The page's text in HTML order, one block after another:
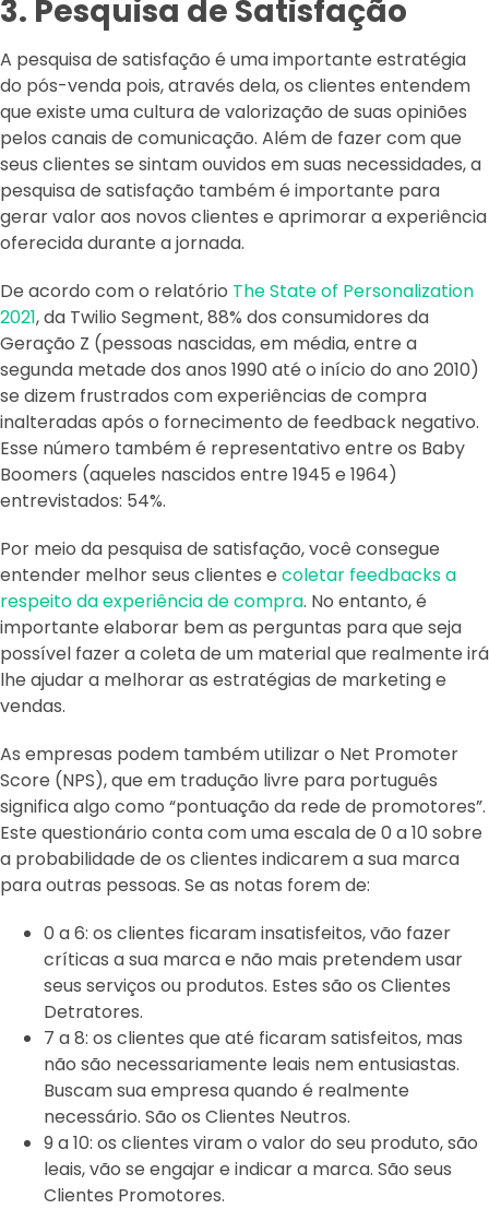
3. Pesquisa de Satisfação
A pesquisa de satisfação é uma importante estratégia
do pós-venda pois, através dela, os clientes entendem
que existe uma cultura de valorização de suas opiniões
pelos canais de comunicação. Além de fazer com que
seus clientes se sintam ouvidos em suas necessidades, a
pesquisa de satisfação também é importante para
gerar valor aos novos clientes e aprimorar a experiência
oferecida durante a jornada.
De acordo com o relatório The State of Personalization
2021, da Twilio Segment, 88% dos consumidores da
Geração Z (pessoas nascidas, em média, entre a
segunda metade dos anos 1990 até o início do ano 2010)
se dizem frustrados com experiências de compra
inalteradas após o fornecimento de feedback negativo.
Esse número também é representativo entre os Baby
Boomers (aqueles nascidos entre 1945 e 1964)
entrevistados: 54%.
Por meio da pesquisa de satisfação, você consegue
entender melhor seus clientes e coletar feedbacks a
respeito da experiência de compra. No entanto, é
importante elaborar bem as perguntas para que seja
possível fazer a coleta de um material que realmente irá
lhe ajudar a melhorar as estratégias de marketing e
vendas.
As empresas podem também utilizar o Net Promoter
Score (NPS), que em tradução livre para português
significa algo como “pontuação da rede de promotores”.
Este questionário conta com uma escala de 0 a 10 sobre
a probabilidade de os clientes indicarem a sua marca
para outras pessoas. Se as notas forem de:
0 a 6: os clientes ficaram insatisfeitos, vão fazer
críticas a sua marca e não mais pretendem usar
seus serviços ou produtos. Estes são os Clientes
Detratores.
7 a 8: os clientes que até ficaram satisfeitos, mas
não são necessariamente leais nem entusiastas.
Buscam sua empresa quando é realmente
necessário. São os Clientes Neutros.
9 a 10: os clientes viram o valor do seu produto, são
leais, vão se engajar e indicar a marca. São seus
Clientes Promotores.